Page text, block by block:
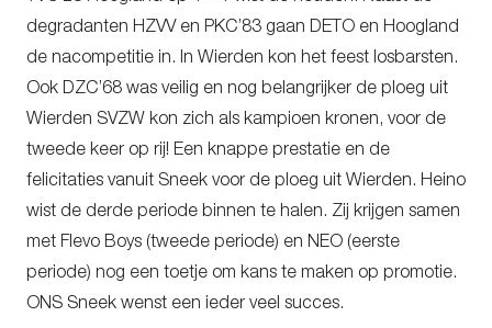
degradanten HZVV en PKC’83 gaan DETO en Hoogland
de nacompetitie in. In Wierden kon het feest losbarsten.
Ook DZC’68 was veilig en nog belangrijker de ploeg uit
Wierden SVZW kon zich als kampioen kronen, voor de
tweede keer op rij! Een knappe prestatie en de
felicitaties vanuit Sneek voor de ploeg uit Wierden. Heino
wist de derde periode binnen te halen. Zij krijgen samen
met Flevo Boys (tweede periode) en NEO (eerste
periode) nog een toetje om kans te maken op promotie.
ONS Sneek wenst een ieder veel succes.